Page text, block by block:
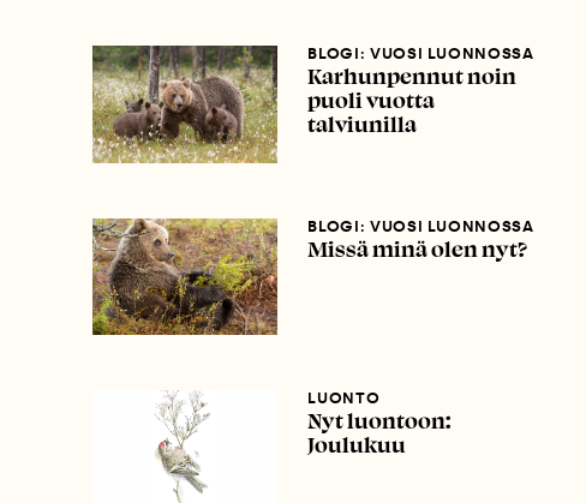
BLOGI: VUOSI LUONNOSSA
Karhunpennut noin
puoli vuotta
talviunilla
BLOGI: VUOSI LUONNOSSA
Missä minä olen nyt?
LUONTO
Nyt luontoon:
Joulukuu